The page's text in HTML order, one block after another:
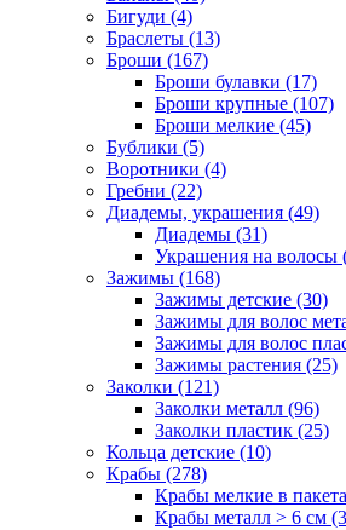
Бигуди (4)
Браслеты (13)
Броши (167)
Броши булавки (17)
Броши крупные (107)
Броши мелкие (45)
Бублики (5)
Воротники (4)
Гребни (22)
Диадемы, украшения (49)
Диадемы (31)
Украшения на волосы
Зажимы (168)
Зажимы детские (30)
Зажимы для волос
Зажимы для волос
Зажимы растения (25)
Заколки (121)
Заколки металл (96)
Заколки пластик (25)
Кольца детские (10)
Крабы (278)
Крабы мелкие в
Крабы металл > 6 см